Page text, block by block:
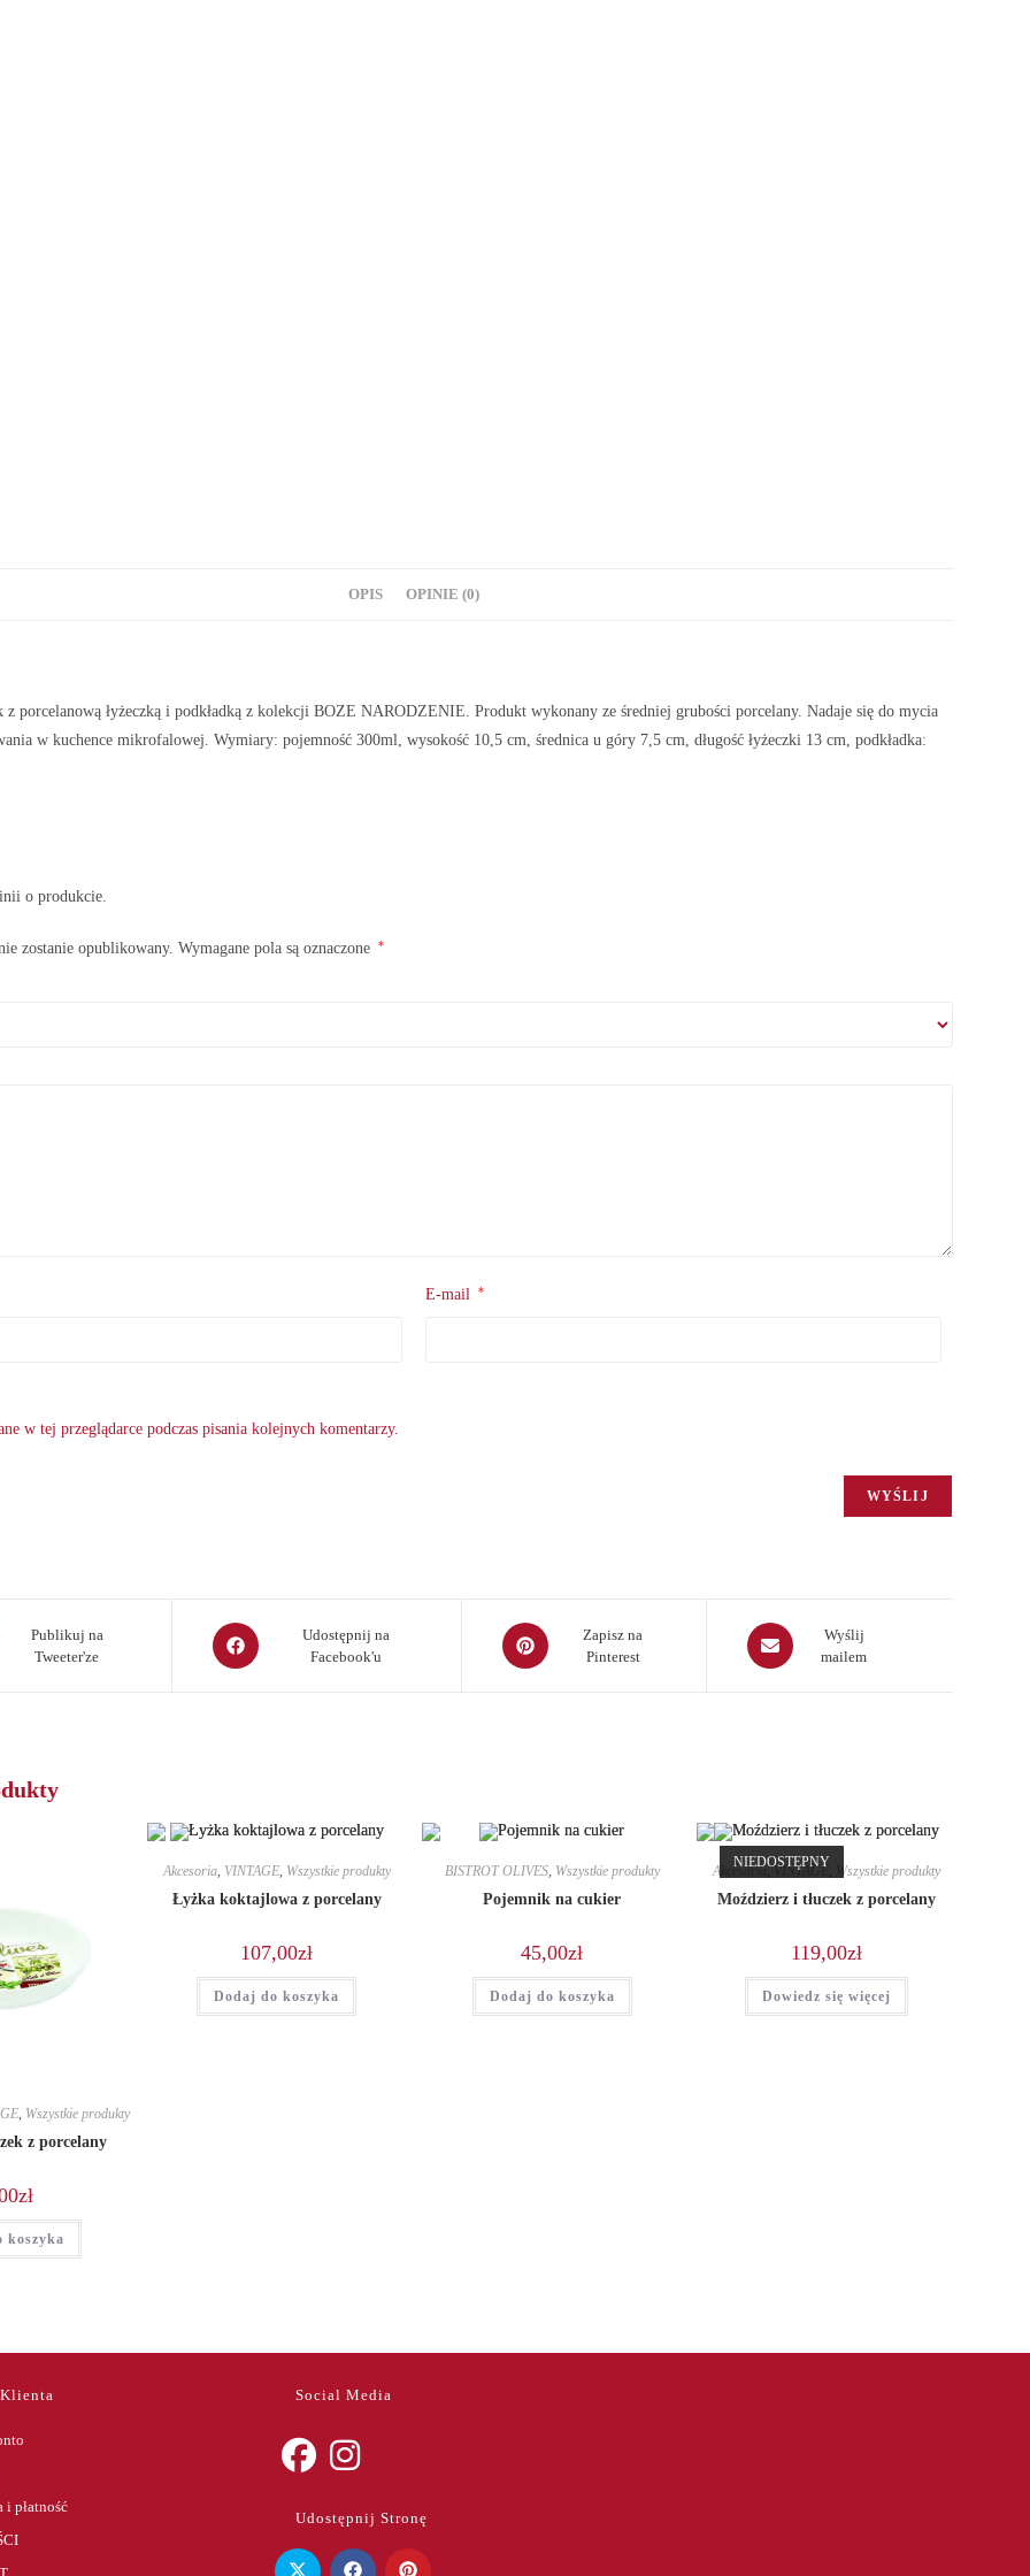
OPIS OPINIE (0)
z porcelanową łyżeczką i podkładką z kolekcji BOZE NARODZENIE. Produkt wykonany ze średniej grubości porcelany. Nadaje się do mycia
w kuchence mikrofalowej. Wymiary: pojemność 300ml, wysokość 10,5 cm, średnica u góry 7,5 cm, długość łyżeczki 13 cm, podkładka:
o produkcie.
zostanie opublikowany. Wymagane pola są oznaczone *
E-mail *
w tej przeglądarce podczas pisania kolejnych komentarzy.
Publikuj na
Tweeter'ze
Opens
in
Udostępnij na
Facebook'u
Opens
in
Zapisz na
Pinterest
Opens
in
Wyślij
mailem
, Wszystkie produkty
z porcelany
zł
koszyka
Akcesoria, VINTAGE, Wszystkie produkty
Łyżka koktajlowa z porcelany
107,00zł
Dodaj do koszyka
BISTROT OLIVES, Wszystkie produkty
Pojemnik na cukier
45,00zł
Dodaj do koszyka
NIEDOSTĘPNY
Akcesoria ,VINTAGE , Wszystkie produkty
Moździerz i tłuczek z porcelany
119,00zł
Dowiedz się więcej
i płatność
Social Media
a
in
a
Udostępnij Stronę